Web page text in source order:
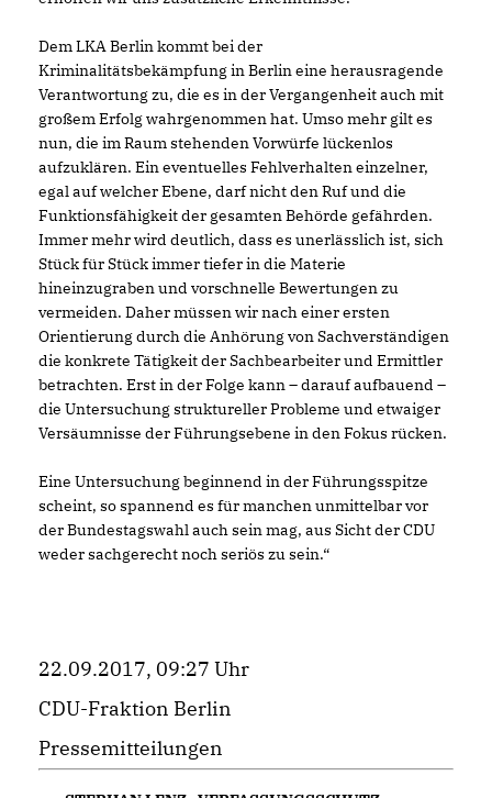
Dem LKA Berlin kommt bei der
Kriminalitätsbekämpfung in Berlin eine herausragende
Verantwortung zu, die es in der Vergangenheit auch mit
großem Erfolg wahrgenommen hat. Umso mehr gilt es
nun, die im Raum stehenden Vorwürfe lückenlos
aufzuklären. Ein eventuelles Fehlverhalten einzelner,
egal auf welcher Ebene, darf nicht den Ruf und die
Funktionsfähigkeit der gesamten Behörde gefährden.
Immer mehr wird deutlich, dass es unerlässlich ist, sich
Stück für Stück immer tiefer in die Materie
hineinzugraben und vorschnelle Bewertungen zu
vermeiden. Daher müssen wir nach einer ersten
Orientierung durch die Anhörung von Sachverständigen
die konkrete Tätigkeit der Sachbearbeiter und Ermittler
betrachten. Erst in der Folge kann – darauf aufbauend –
die Untersuchung struktureller Probleme und etwaiger
Versäumnisse der Führungsebene in den Fokus rücken.
Eine Untersuchung beginnend in der Führungsspitze
scheint, so spannend es für manchen unmittelbar vor
der Bundestagswahl auch sein mag, aus Sicht der CDU
weder sachgerecht noch seriös zu sein.“
22.09.2017, 09:27 Uhr
CDU-Fraktion Berlin
Pressemitteilungen